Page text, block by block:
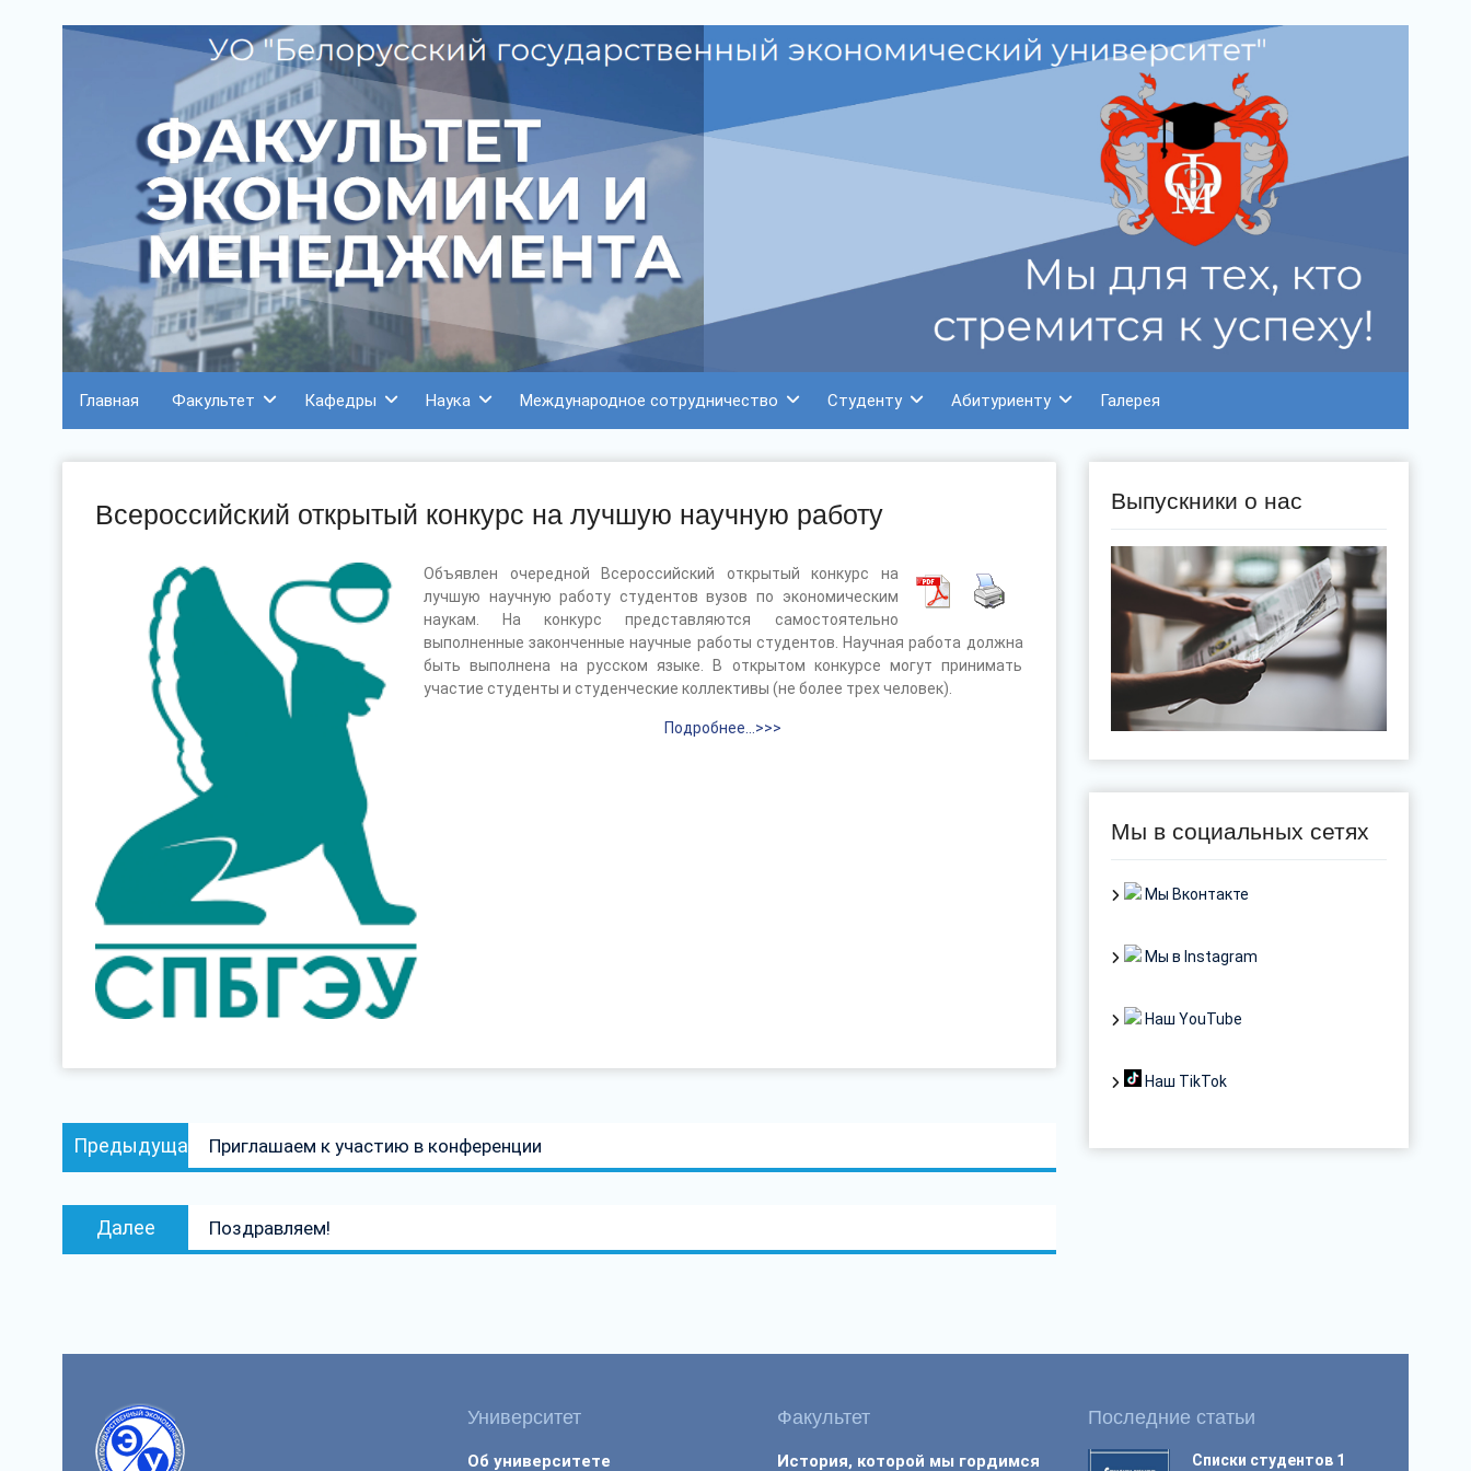
Главная Факультет Кафедры Наука Международное сотрудничество Студенту Абитуриенту Галерея
Всероссийский открытый конкурс на лучшую научную работу
Объявлен очередной Всероссийский открытый конкурс на
лучшую научную работу студентов вузов по экономическим
наукам. На конкурс представляются самостоятельно
выполненные законченные научные работы студентов. Научная работа должна
быть выполнена на русском языке. В открытом конкурсе могут принимать
участие студенты и студенческие коллективы (не более трех человек).
Подробнее…>>>
Навигация
по
Предыдущая
запись:
Приглашаем к участию в конференции
Далее
запись:
Поздравляем!
Выпускники о нас
Мы в социальных сетях
Мы Вконтакте
Мы в Instagram
Наш YouTube
Наш TikTok
Университет
Об университете
Факультет
История, которой мы гордимся
Последние статьи
Списки студентов 1